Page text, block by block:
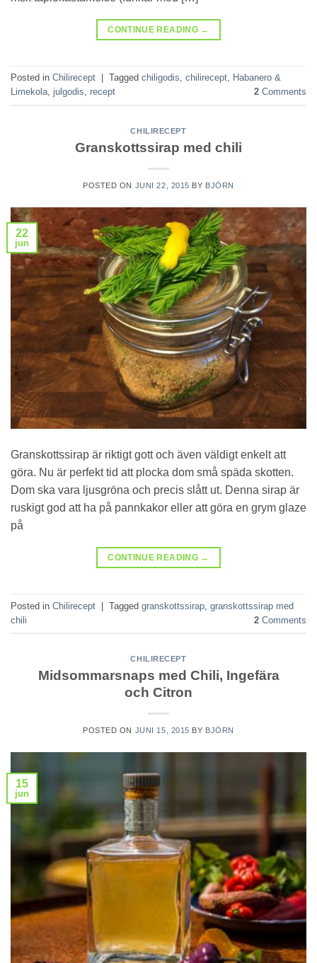
CONTINUE READING →
Posted in Chilirecept Tagged chiligodis, chilirecept, Habanero &
Limekola, julgodis, recept 2 Comments
CHILIRECEPT
Granskottssirap med chili
POSTED ON JUNI 22, 2015 BY BJÖRN
22
jun
Granskottssirap är riktigt gott och även väldigt enkelt att
göra. Nu är perfekt tid att plocka dom små späda skotten.
Dom ska vara ljusgröna och precis slått ut. Denna sirap är
ruskigt god att ha på pannkakor eller att göra en grym glaze
på
CONTINUE READING →
Posted in Chilirecept Tagged granskottssirap granskottssirap med
chili
2 Comments
CHILIRECEPT
Midsommarsnaps med Chili, Ingefära
och Citron
POSTED ON JUNI 15, 2015 BY BJÖRN
15
jun